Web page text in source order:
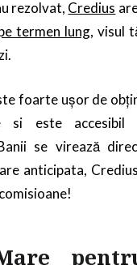
rezolvat, Credius
termen lung, visul
foarte ușor de
si este
se virează
anticipata,